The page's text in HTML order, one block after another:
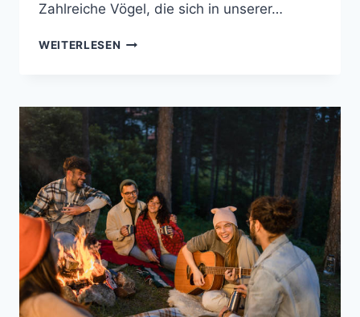
Zahlreiche Vögel, die sich in unserer…
WEITERLESEN FUTTERHÄUSER